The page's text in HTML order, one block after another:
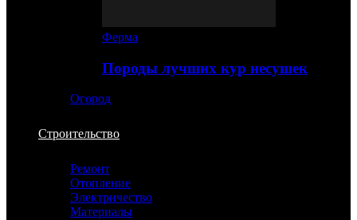
Ферма
Породы лучших кур несушек
Огород
Строительство
Ремонт
Отопление
Электричество
Материалы